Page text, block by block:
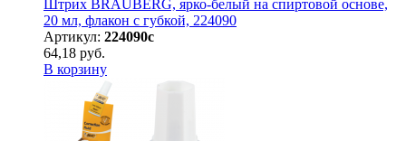
Штрих BRAUBERG, ярко-белый на спиртовой основе,
20 мл, флакон с губкой, 224090
Артикул: 224090с
64,18 руб.
В корзину